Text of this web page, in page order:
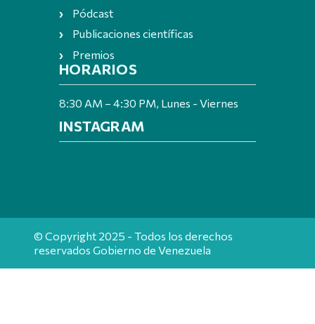
Pódcast
Publicaciones científicas
Premios
HORARIOS
8:30 AM – 4:30 PM, Lunes - Viernes
INSTAGRAM
© Copyright 2025 - Todos los derechos
reservados Gobierno de Venezuela